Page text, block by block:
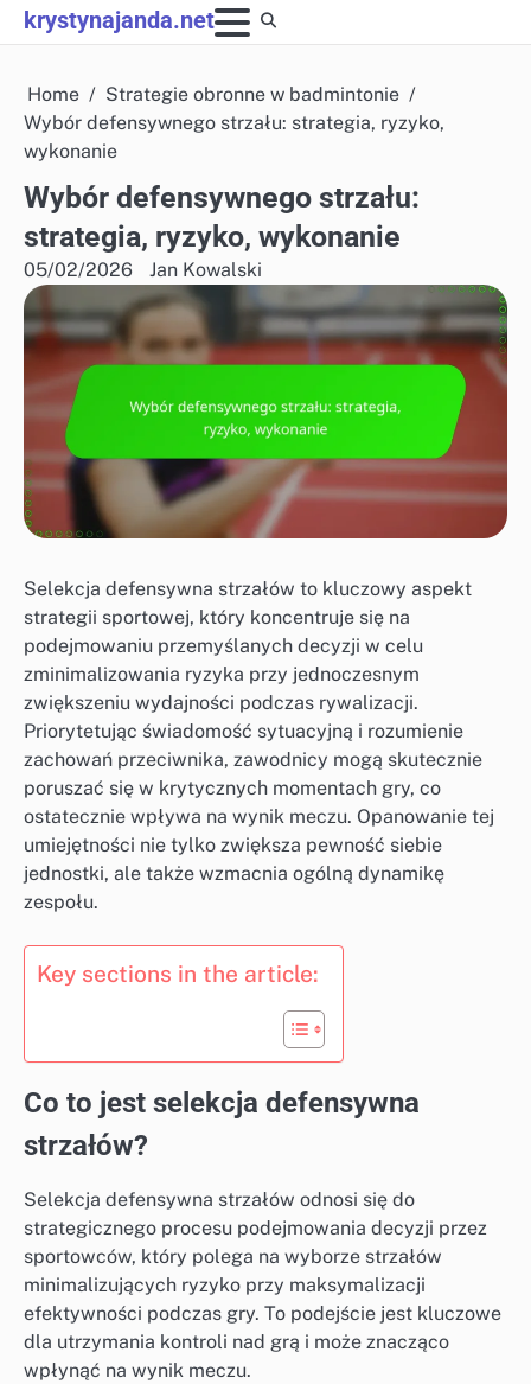
Skip
to
krystynajanda.net
Home
Strategie obronne w badmintonie
Wybór defensywnego strzału: strategia, ryzyko,
wykonanie
Wybór defensywnego strzału:
strategia, ryzyko, wykonanie
05/02/2026 Jan Kowalski
Selekcja defensywna strzałów to kluczowy aspekt
strategii sportowej, który koncentruje się na
podejmowaniu przemyślanych decyzji w celu
zminimalizowania ryzyka przy jednoczesnym
zwiększeniu wydajności podczas rywalizacji.
Priorytetując świadomość sytuacyjną i rozumienie
zachowań przeciwnika, zawodnicy mogą skutecznie
poruszać się w krytycznych momentach gry, co
ostatecznie wpływa na wynik meczu. Opanowanie tej
umiejętności nie tylko zwiększa pewność siebie
jednostki, ale także wzmacnia ogólną dynamikę
zespołu.
Key sections in the article:
Co to jest selekcja defensywna
strzałów?
Selekcja defensywna strzałów odnosi się do
strategicznego procesu podejmowania decyzji przez
sportowców, który polega na wyborze strzałów
minimalizujących ryzyko przy maksymalizacji
efektywności podczas gry. To podejście jest kluczowe
dla utrzymania kontroli nad grą i może znacząco
wpłynąć na wynik meczu.